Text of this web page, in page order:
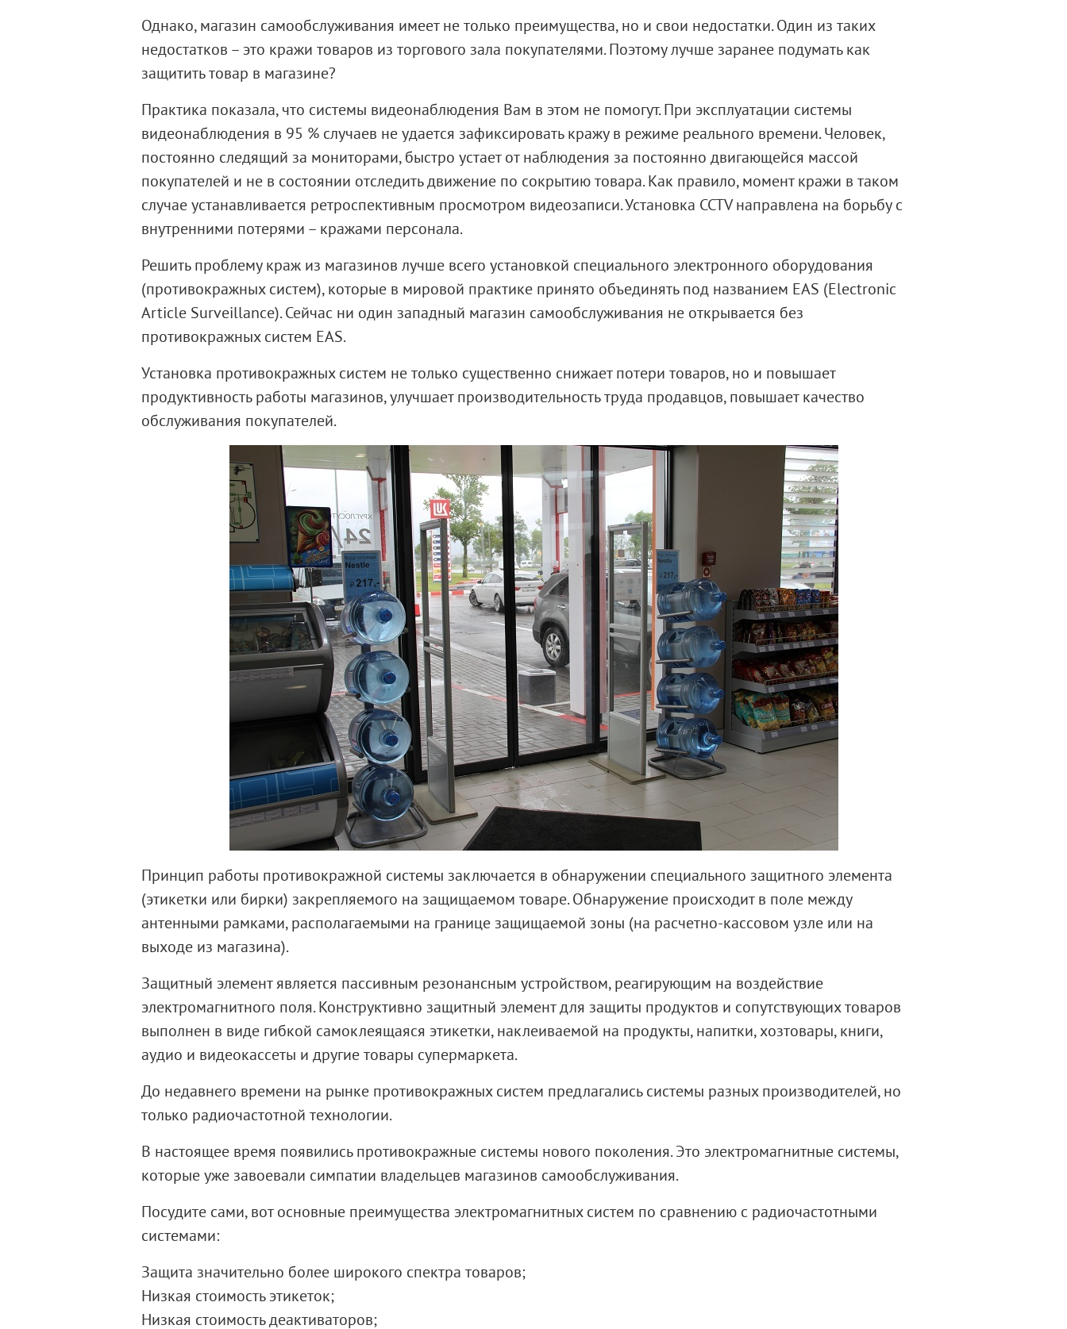
Однако, магазин самообслуживания имеет не только преимущества, но и свои недостатки. Один из таких
недостатков – это кражи товаров из торгового зала покупателями. Поэтому лучше заранее подумать как
защитить товар в магазине?
Практика показала, что системы видеонаблюдения Вам в этом не помогут. При эксплуатации системы
видеонаблюдения в 95 % случаев не удается зафиксировать кражу в режиме реального времени. Человек,
постоянно следящий за мониторами, быстро устает от наблюдения за постоянно двигающейся массой
покупателей и не в состоянии отследить движение по сокрытию товара. Как правило, момент кражи в таком
случае устанавливается ретроспективным просмотром видеозаписи. Установка CCTV направлена на борьбу с
внутренними потерями – кражами персонала.
Решить проблему краж из магазинов лучше всего установкой специального электронного оборудования
(противокражных систем), которые в мировой практике принято объединять под названием EAS (Electronic
Article Surveillance). Сейчас ни один западный магазин самообслуживания не открывается без
противокражных систем EAS.
Установка противокражных систем не только существенно снижает потери товаров, но и повышает
продуктивность работы магазинов, улучшает производительность труда продавцов, повышает качество
обслуживания покупателей.
Принцип работы противокражной системы заключается в обнаружении специального защитного элемента
(этикетки или бирки) закрепляемого на защищаемом товаре. Обнаружение происходит в поле между
антенными рамками, располагаемыми на границе защищаемой зоны (на расчетно-кассовом узле или на
выходе из магазина).
Защитный элемент является пассивным резонансным устройством, реагирующим на воздействие
электромагнитного поля. Конструктивно защитный элемент для защиты продуктов и сопутствующих товаров
выполнен в виде гибкой самоклеящаяся этикетки, наклеиваемой на продукты, напитки, хозтовары, книги,
аудио и видеокассеты и другие товары супермаркета.
До недавнего времени на рынке противокражных систем предлагались системы разных производителей, но
только радиочастотной технологии.
В настоящее время появились противокражные системы нового поколения. Это электромагнитные системы,
которые уже завоевали симпатии владельцев магазинов самообслуживания.
Посудите сами, вот основные преимущества электромагнитных систем по сравнению с радиочастотными
системами:
Защита значительно более широкого спектра товаров;
Низкая стоимостьэтикеток;
Низкая стоимостьдеактиваторов;